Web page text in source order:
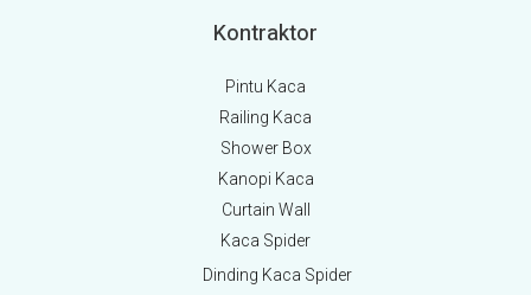
Kontraktor
Pintu Kaca
Railing Kaca
Shower Box
Kanopi Kaca
Curtain Wall
Kaca Spider
Dinding Kaca Spider